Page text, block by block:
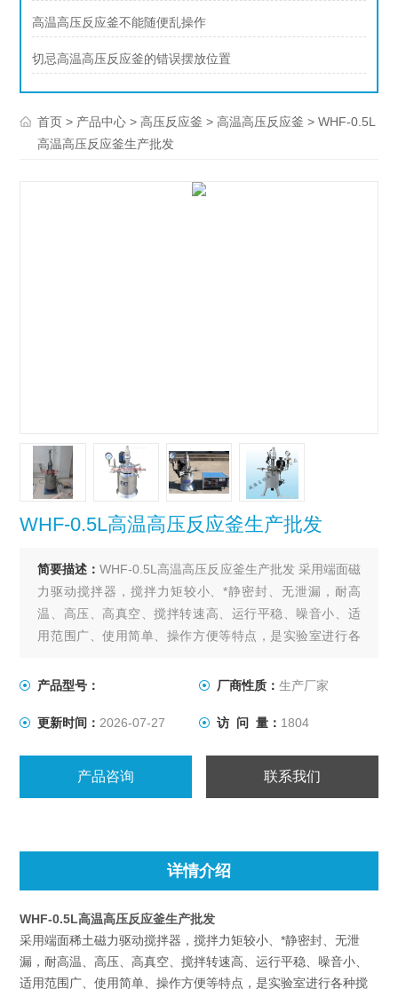
高温高压反应釜不能随便乱操作
切忌高温高压反应釜的错误摆放位置
首页 > 产品中心 >高压反应釜 >高温高压反应釜 > WHF-0.5L
高温高压反应釜生产批发
WHF-0.5L高温高压反应釜生产批发
简要描述：WHF-0.5L高温高压反应釜生产批发 采用端面磁
力驱动搅拌器，搅拌力矩较小、*静密封、无泄漏，耐高
温、高压、高真空、搅拌转速高、运行平稳、噪音小、适
用范围广、使用简单、操作方便等特点，是实验室进行各
金、制药、化工的理想选择。
产品型号： 厂商性质： 生产厂家
更新时间： 2026-07-27 访 问 量： 1804
产品咨询 联系我们
详情介绍
WHF-0.5L高温高压反应釜生产批发
采用端面稀土磁力驱动搅拌器，搅拌力矩较小、*静密封、无泄
漏，耐高温、高压、高真空、搅拌转速高、运行平稳、噪音小、
适用范围广、使用简单、操作方便等特点，是实验室进行各种搅